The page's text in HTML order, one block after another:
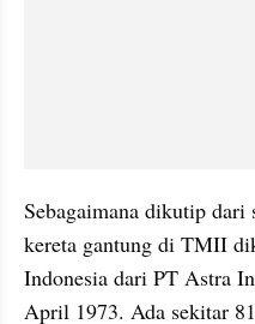
Sebagaimana dikutip
kereta gantung di TMII
Indonesia dari PT Astra
April 1973. Ada sekitar